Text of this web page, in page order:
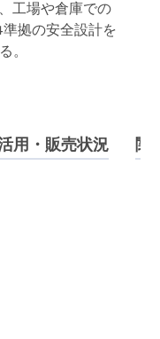
工場や倉庫での
拠の安全設計を
。
用・販売状況 関